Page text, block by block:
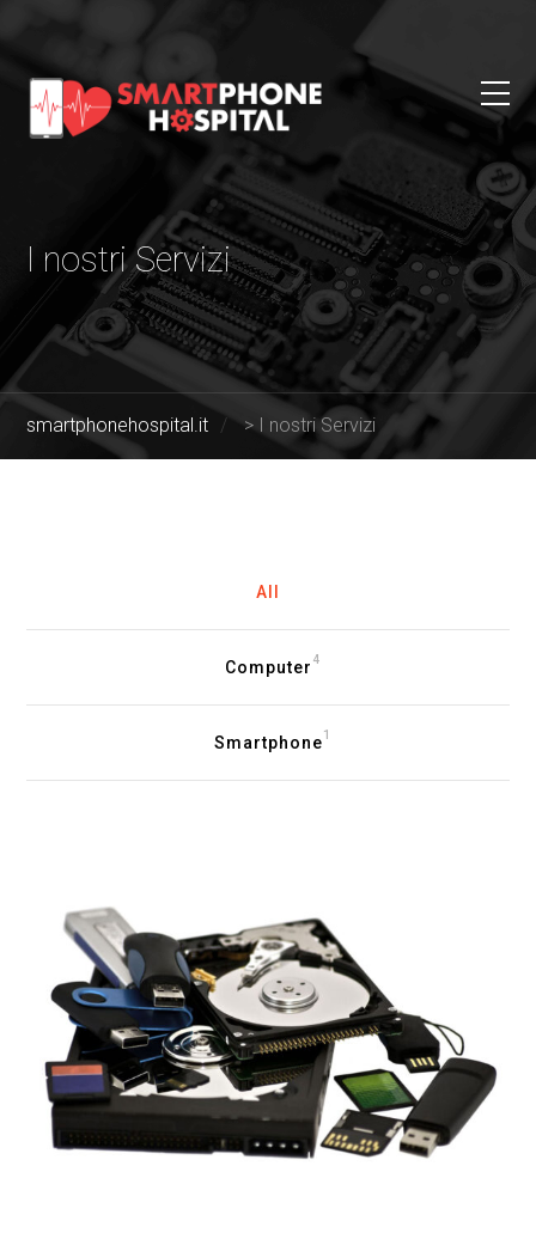
I nostri Servizi
smartphonehospital.it > I nostri Servizi
All
Computer 4
Smartphone1
Recupero dati da qualsiasi
supporto
Alcuni esempi di come lavoriamo per
recuperare i dati. Recupero
VEDI TUTTI I LAVORI